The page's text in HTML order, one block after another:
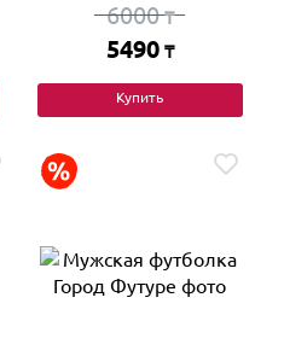
6000₸
5490 ₸
Купить